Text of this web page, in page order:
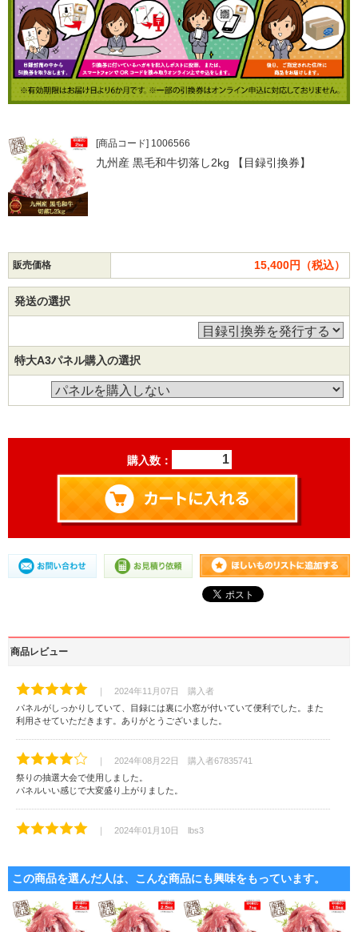
[商品コード] 1006566
九州産 黒毛和牛切落し2kg 【目録引換券】
販売価格 15,400円（税込）
発送の選択
特大A3パネル購入の選択
購入数：
商品レビュー
｜ 2024年11月07日 購入者
パネルがしっかりしていて、目録には裏に小窓が付いていて便利でした。また
利用させていただきます。ありがとうございました。
｜ 2024年08月22日 購入者67835741
祭りの抽選大会で使用しました。
パネルいい感じで大変盛り上がりました。
｜ 2024年01月10日 lbs3
て購入しました。どのくらいのボリューム感で届くのか、楽しみです
この商品を選んだ人は、こんな商品にも興味をもっています。